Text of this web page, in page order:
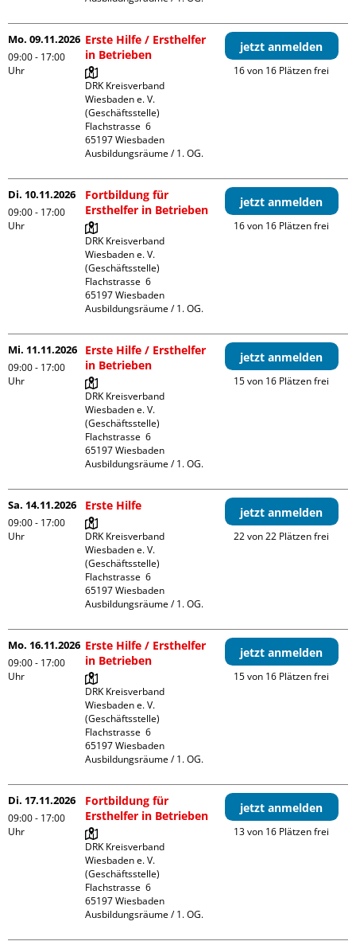
Mo. 09.11.2026
09:00 - 17:00
Uhr
Erste Hilfe / Ersthelfer
in Betrieben
DRK Kreisverband
Wiesbaden e. V.
(Geschäftsstelle)
Flachstrasse  6
65197 Wiesbaden
Ausbildungsräume / 1. OG.
jetzt anmelden
16 von 16 Plätzen frei
Di. 10.11.2026
09:00 - 17:00
Uhr
Fortbildung für
Ersthelfer in Betrieben
DRK Kreisverband
Wiesbaden e. V.
(Geschäftsstelle)
Flachstrasse  6
65197 Wiesbaden
Ausbildungsräume / 1. OG.
jetzt anmelden
16 von 16 Plätzen frei
Mi. 11.11.2026
09:00 - 17:00
Uhr
Erste Hilfe / Ersthelfer
in Betrieben
DRK Kreisverband
Wiesbaden e. V.
(Geschäftsstelle)
Flachstrasse  6
65197 Wiesbaden
Ausbildungsräume / 1. OG.
jetzt anmelden
15 von 16 Plätzen frei
Sa. 14.11.2026
09:00 - 17:00
Uhr
Erste Hilfe
DRK Kreisverband
Wiesbaden e. V.
(Geschäftsstelle)
Flachstrasse  6
65197 Wiesbaden
Ausbildungsräume / 1. OG.
jetzt anmelden
22 von 22 Plätzen frei
Mo. 16.11.2026
09:00 - 17:00
Uhr
Erste Hilfe / Ersthelfer
in Betrieben
DRK Kreisverband
Wiesbaden e. V.
(Geschäftsstelle)
Flachstrasse  6
65197 Wiesbaden
Ausbildungsräume / 1. OG.
jetzt anmelden
15 von 16 Plätzen frei
Di. 17.11.2026
09:00 - 17:00
Uhr
Fortbildung für
Ersthelfer in Betrieben
DRK Kreisverband
Wiesbaden e. V.
(Geschäftsstelle)
Flachstrasse  6
65197 Wiesbaden
Ausbildungsräume / 1. OG.
jetzt anmelden
13 von 16 Plätzen frei